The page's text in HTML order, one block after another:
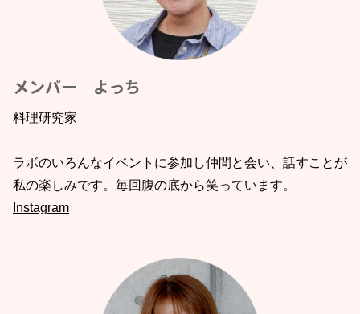
メンバー よっち
料理研究家
ラボのいろんなイベントに参加し仲間と会い、話すことが
私の楽しみです。毎回腹の底から笑っています。
Instagram